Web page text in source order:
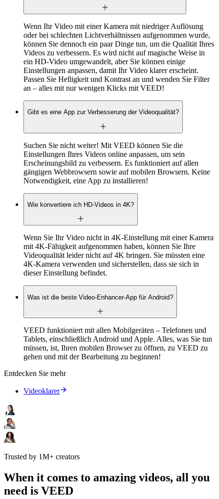
Wenn Ihr Video mit einer Kamera mit niedriger Auflösung
oder bei schlechten Lichtverhältnissen aufgenommen wurde,
können Sie dennoch ein paar Dinge tun, um die Qualität Ihres
Videos zu verbessern. Es wird nicht auf magische Weise in
ein HD-Video umgewandelt, aber Sie können einige
Einstellungen anpassen, damit Ihr Video klarer erscheint.
Passen Sie Helligkeit und Kontrast an und wenden Sie Filter
an – alles mit nur wenigen Klicks mit VEED!
Gibt es eine App zur Verbesserung der Videoqualität?
Suchen Sie nicht weiter! Mit VEED können Sie die
Einstellungen Ihres Videos online anpassen, um sein
Erscheinungsbild zu verbessern. Es funktioniert auf allen
gängigen Webbrowsern sowie auf mobilen Browsern. Keine
Notwendigkeit, eine App zu installieren!
Wie konvertiere ich HD-Videos in 4K?
Wenn Sie Ihr Video nicht in 4K-Einstellung mit einer Kamera
mit 4K-Fähigkeit aufgenommen haben, können Sie Ihre
Videoqualität leider nicht auf 4K bringen. Sie müssten eine
4K-Kamera verwenden und sicherstellen, dass sie sich in
dieser Einstellung befindet.
Was ist die beste Video-Enhancer-App für Android?
VEED funktioniert mit allen Mobilgeräten – Telefonen und
Tablets, einschließlich Android und Apple. Alles, was Sie tun
müssen, ist, Ihren mobilen Browser zu öffnen, zu VEED zu
gehen und mit der Bearbeitung zu beginnen!
Entdecken Sie mehr
Videoklarer
Trusted by 1M+ creators
When it comes to amazing videos, all you
need is VEED